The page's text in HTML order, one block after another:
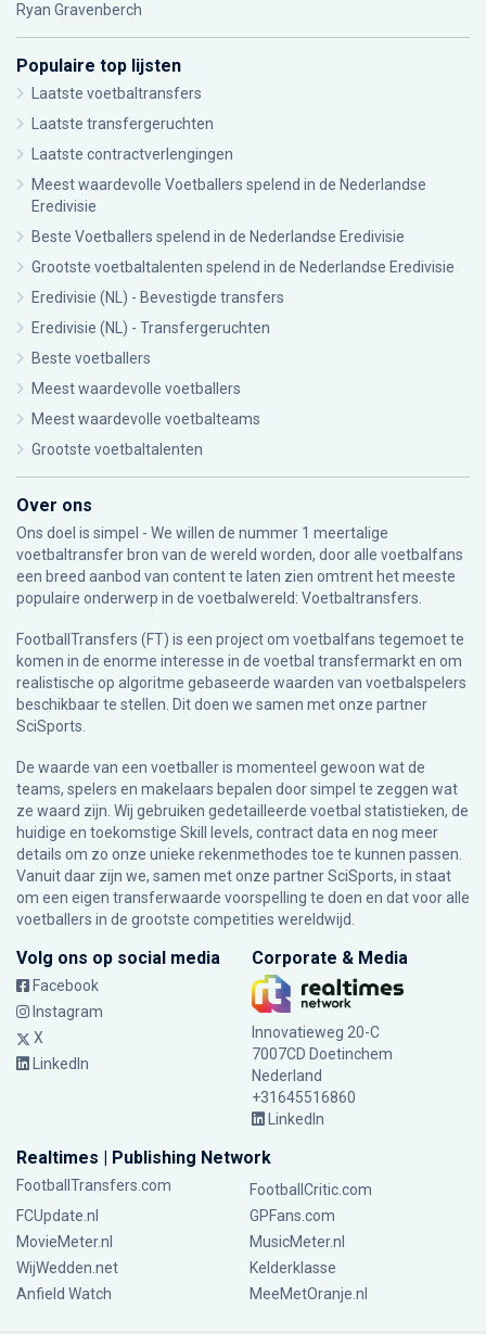
Ryan Gravenberch
Populaire top lijsten
Laatste voetbaltransfers
Laatste transfergeruchten
Laatste contractverlengingen
Meest waardevolle Voetballers spelend in de Nederlandse
Eredivisie
Beste Voetballers spelend in de Nederlandse Eredivisie
Grootste voetbaltalenten spelend in de Nederlandse Eredivisie
Eredivisie (NL) - Bevestigde transfers
Eredivisie (NL) - Transfergeruchten
Beste voetballers
Meest waardevolle voetballers
Meest waardevolle voetbalteams
Grootste voetbaltalenten
Over ons
Ons doel is simpel - We willen de nummer 1 meertalige
voetbaltransfer bron van de wereld worden, door alle voetbalfans
een breed aanbod van content te laten zien omtrent het meeste
populaire onderwerp in de voetbalwereld: Voetbaltransfers.
FootballTransfers (FT) is een project om voetbalfans tegemoet te
komen in de enorme interesse in de voetbal transfermarkt en om
realistische op algoritme gebaseerde waarden van voetbalspelers
beschikbaar te stellen. Dit doen we samen met onze partner
SciSports
De waarde van een voetballer is momenteel gewoon wat de
teams, spelers en makelaars bepalen door simpel te zeggen wat
ze waard zijn. Wij gebruiken gedetailleerde voetbal statistieken, de
huidige en toekomstige Skill levels, contract data en nog meer
details om zo onze unieke rekenmethodes toe te kunnen passen.
Vanuit daar zijn we, samen met onze partner SciSports, in staat
om een eigen transferwaarde voorspelling te doen en dat voor alle
voetballers in de grootste competities wereldwijd.
Volg ons op social media
Facebook
Instagram
X
LinkedIn
Corporate & Media
Innovatieweg 20-C
7007CD Doetinchem
Nederland
+31645516860
LinkedIn
Realtimes | Publishing Network
FootballTransfers.com
FootballCritic.com
FCUpdate.nl
GPFans.com
MovieMeter.nl
MusicMeter.nl
WijWedden.net
Kelderklasse
Anfield Watch
MeeMetOranje.nl